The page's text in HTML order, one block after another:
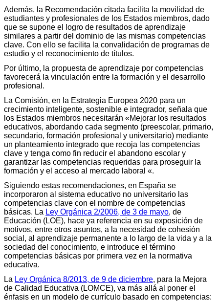
Además, la Recomendación citada facilita la movilidad de
estudiantes y profesionales de los Estados miembros, dado
que se supone el logro de resultados de aprendizaje
similares a partir del dominio de las mismas competencias
clave. Con ello se facilita la convalidación de programas de
estudio y el reconocimiento de títulos.
Por último, la propuesta de aprendizaje por competencias
favorecerá la vinculación entre la formación y el desarrollo
profesional.
La Comisión, en la Estrategia Europea 2020 para un
crecimiento inteligente, sostenible e integrador, señala que
los Estados miembros necesitarán «Mejorar los resultados
educativos, abordando cada segmento (preescolar, primario,
secundario, formación profesional y universitario) mediante
un planteamiento integrado que recoja las competencias
clave y tenga como fin reducir el abandono escolar y
garantizar las competencias requeridas para proseguir la
formación y el acceso al mercado laboral «.
Siguiendo estas recomendaciones, en España se
incorporaron al sistema educativo no universitario las
competencias clave con el nombre de competencias
básicas. La Ley Orgánica 2/2006, de 3 de mayo, de
Educación (LOE), hace ya referencia en su exposición de
motivos, entre otros asuntos, a la necesidad de cohesión
social, al aprendizaje permanente a lo largo de la vida y a la
sociedad del conocimiento, e introduce el término
competencias básicas por primera vez en la normativa
educativa.
La Ley Orgánica 8/2013, de 9 de diciembre, para la Mejora
de Calidad Educativa (LOMCE), va más allá al poner el
énfasis en un modelo de currículo basado en competencias: